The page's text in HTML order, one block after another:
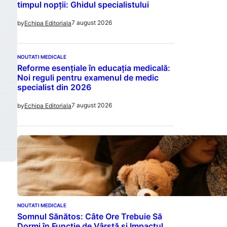
timpul nopții: Ghidul specialistului
byEchipa Editoriala7 august 2026
NOUTATI MEDICALE
Reforme esențiale în educația medicală:
Noi reguli pentru examenul de medic
specialist din 2026
byEchipa Editoriala7 august 2026
NOUTATI MEDICALE
Somnul Sănătos: Câte Ore Trebuie Să